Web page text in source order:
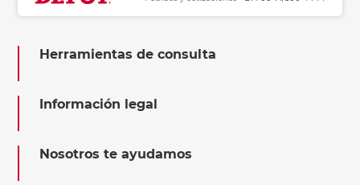
Herramientas de consulta
Información legal
Nosotros te ayudamos